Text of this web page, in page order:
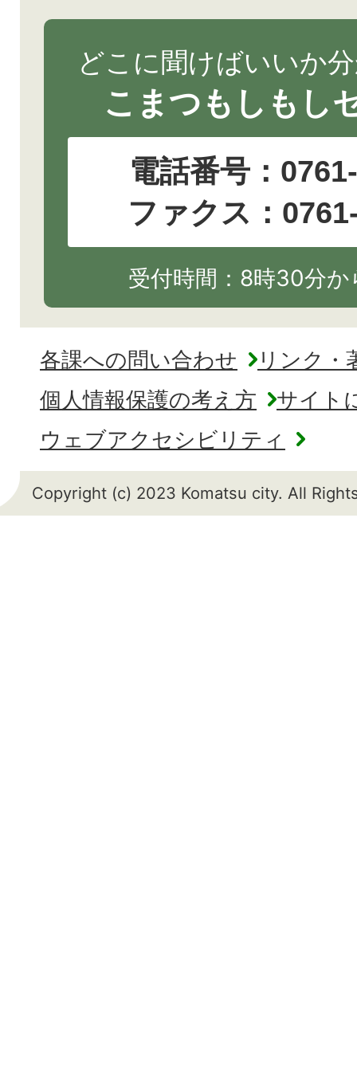
どこに聞けばいいか
こまつもしもし
電話番号：
ファクス：
受付時間：8時30分
各課への問い合わせ
リンク・
個人情報保護の考え方
サイト
ウェブアクセシビリティ
Copyright (c) 2023 Komatsu city. All